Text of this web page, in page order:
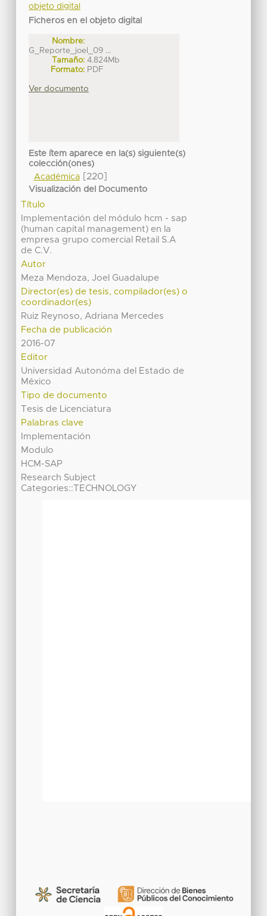
objeto digital
Ficheros en el objeto digital
Nombre:
G_Reporte_joel_09 ...
Tamaño: 4.824Mb
Formato: PDF
Ver documento
Este ítem aparece en la(s) siguiente(s)
colección(ones)
Académica[220]
Visualización del Documento
Título
Implementación del módulo hcm - sap
(human capital management) en la
empresa grupo comercial Retail S.A
de C.V.
Autor
Meza Mendoza, Joel Guadalupe
Director(es) de tesis, compilador(es) o
coordinador(es)
Ruiz Reynoso, Adriana Mercedes
Fecha de publicación
2016-07
Editor
Universidad Autonóma del Estado de
México
Tipo de documento
Tesis de Licenciatura
Palabras clave
Implementación
Modulo
HCM-SAP
Research Subject
Categories::TECHNOLOGY